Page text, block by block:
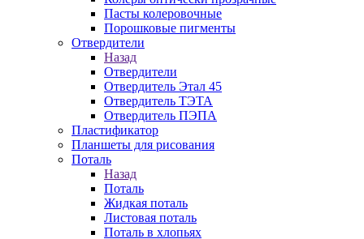
Пасты колеровочные
Порошковые пигменты
Отвердители
Назад
Отвердители
Отвердитель Этал 45
Отвердитель ТЭТА
Отвердитель ПЭПА
Пластификатор
Планшеты для рисования
Поталь
Назад
Поталь
Жидкая поталь
Листовая поталь
Поталь в хлопьях